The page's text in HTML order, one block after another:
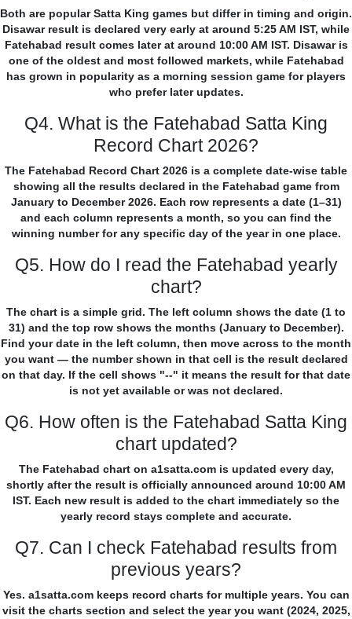
Both are popular Satta King games but differ in timing and origin.
Disawar result is declared very early at around 5:25 AM IST, while
Fatehabad result comes later at around 10:00 AM IST. Disawar is
one of the oldest and most followed markets, while Fatehabad
has grown in popularity as a morning session game for players
who prefer later updates.
Q4. What is the Fatehabad Satta King
Record Chart 2026?
The Fatehabad Record Chart 2026 is a complete date-wise table
showing all the results declared in the Fatehabad game from
January to December 2026. Each row represents a date (1–31)
and each column represents a month, so you can find the
winning number for any specific day of the year in one place.
Q5. How do I read the Fatehabad yearly
chart?
The chart is a simple grid. The left column shows the date (1 to
31) and the top row shows the months (January to December).
Find your date in the left column, then move across to the month
you want — the number shown in that cell is the result declared
on that day. If the cell shows "--" it means the result for that date
is not yet available or was not declared.
Q6. How often is the Fatehabad Satta King
chart updated?
The Fatehabad chart on a1satta.com is updated every day,
shortly after the result is officially announced around 10:00 AM
IST. Each new result is added to the chart immediately so the
yearly record stays complete and accurate.
Q7. Can I check Fatehabad results from
previous years?
Yes. a1satta.com keeps record charts for multiple years. You can
visit the charts section and select the year you want (2024, 2025,